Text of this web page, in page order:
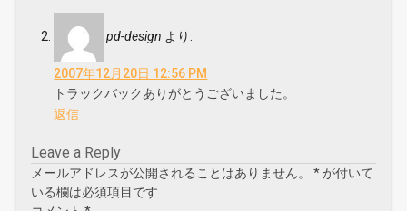
pd-design より:
2007年12月20日 12:56 PM
トラックバックありがとうございました。
返信
Leave a Reply
メールアドレスが公開されることはありません。 * が付いて
いる欄は必須項目です